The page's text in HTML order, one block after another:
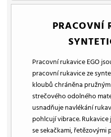
PRACOVNÍ
Pracovní rukavice EGO
pracovní rukavice ze
kloubů chráněna
strečového odolného
usnadňuje navlékání
pohlcují vibrace.
se sekačkami, řetězovými